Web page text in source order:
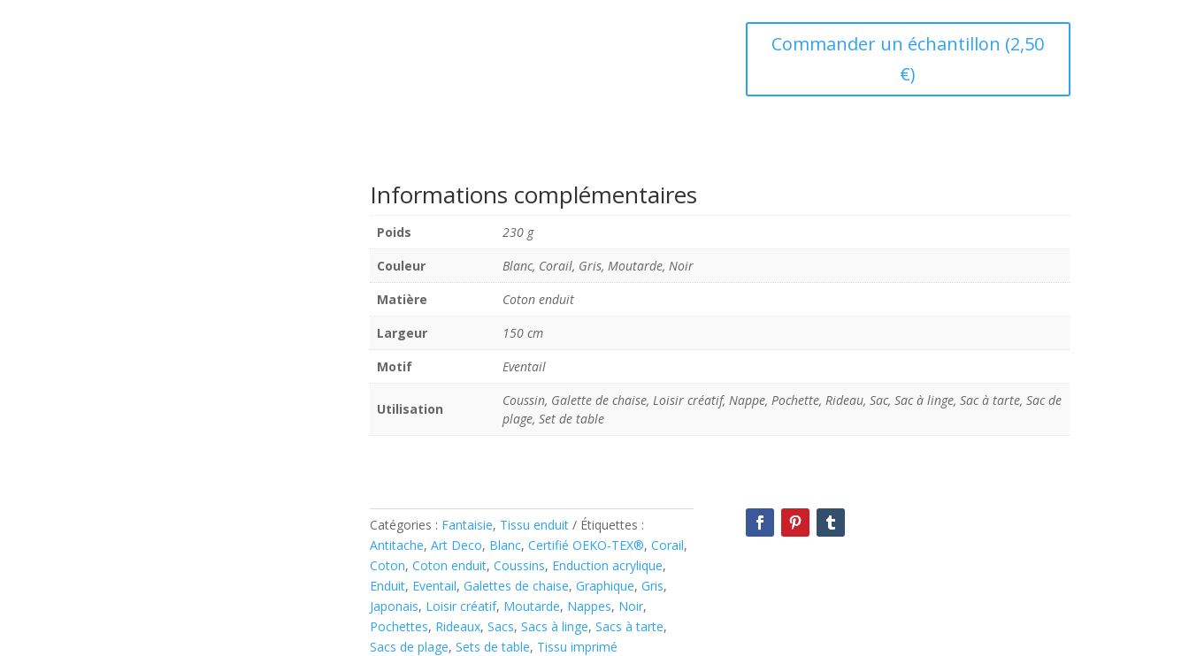
coton
enduitCommander un échantillon (2,50
€)
Informations complémentaires
Poids
230 g
Couleur
Blanc, Corail, Gris, Moutarde, Noir
Matière
Coton enduit
Largeur
150 cm
Motif
Eventail
Utilisation
Coussin, Galette de chaise, Loisir créatif, Nappe, Pochette, Rideau, Sac, Sac à linge, Sac à tarte, Sac de
plage, Set de table
Catégories : Fantaisie, Tissu enduit
Étiquettes :
Antitache, Art Deco, Blanc, Certifié OEKO-TEX®, Corail,
Coton, Coton enduit, Coussins, Enduction acrylique,
Enduit, Eventail, Galettes de chaise, Graphique, Gris,
Japonais, Loisir créatif, Moutarde, Nappes, Noir,
Pochettes, Rideaux, Sacs, Sacs à linge, Sacs à tarte,
Sacs de plage, Sets de table, Tissu imprimé